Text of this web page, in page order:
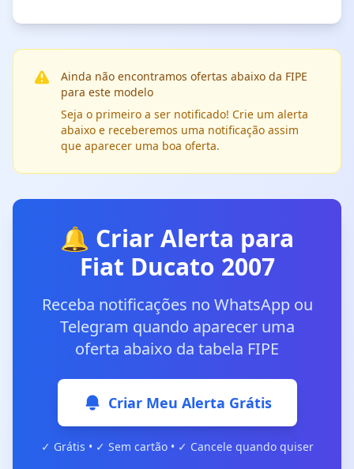
Ainda não encontramos ofertas abaixo da FIPE
para este modelo
Seja o primeiro a ser notificado! Crie um alerta
abaixo e receberemos uma notificação assim
que aparecer uma boa oferta.
🔔 Criar Alerta para
Fiat Ducato 2007
Receba notificações no WhatsApp ou
Telegram quando aparecer uma
oferta abaixo da tabela FIPE
Criar Meu Alerta Grátis
✓ Grátis • ✓ Sem cartão • ✓ Cancele quando quiser